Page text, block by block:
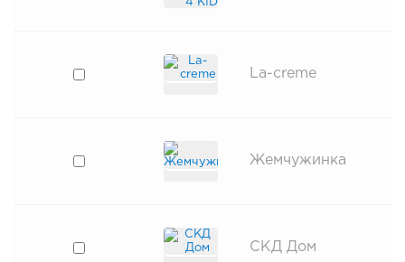
La-creme
Жемчужинка
СКД Дом